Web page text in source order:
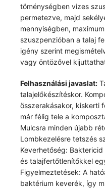
töménységben vizes
permetezve, majd
mennyiségben,
szuszpenzióban a talaj
igény szerint
vagy öntözővel
Felhasználási javaslat:
talajelőkészítéskor.
összerakásakor, kiskerti
már félig tele a
Mulcsra minden újabb
Lombkezelésre tetszés
Keverhetőség:
és talajfertőtlenítőkkel
Figyelmeztetések: A
baktérium keverék, így